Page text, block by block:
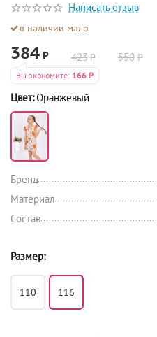
Написать отзыв
в наличии мало
384 Р 423Р 550 Р
Вы экономите: 166 Р
Цвет:Оранжевый
Бренд
Материал
Состав
Размер:
110 116